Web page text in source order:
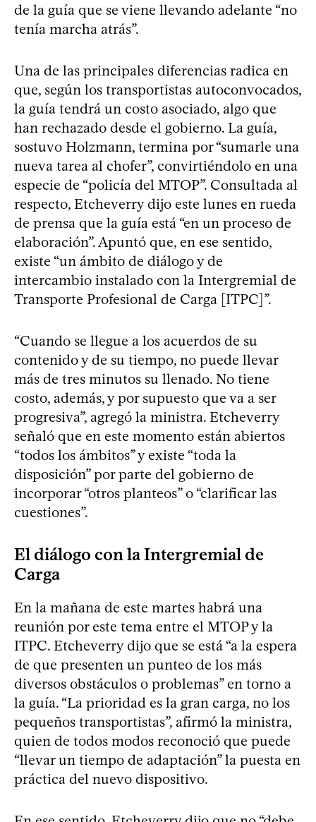
de la guía que se viene llevando adelante “no
tenía marcha atrás”.
Una de las principales diferencias radica en
que, según los transportistas autoconvocados,
la guía tendrá un costo asociado, algo que
han rechazado desde el gobierno. La guía,
sostuvo Holzmann, termina por “sumarle una
nueva tarea al chofer”, convirtiéndolo en una
especie de “policía del MTOP”. Consultada al
respecto, Etcheverry dijo este lunes en rueda
de prensa que la guía está “en un proceso de
elaboración”. Apuntó que, en ese sentido,
existe “un ámbito de diálogo y de
intercambio instalado con la Intergremial de
Transporte Profesional de Carga [ITPC]”.
“Cuando se llegue a los acuerdos de su
contenido y de su tiempo, no puede llevar
más de tres minutos su llenado. No tiene
costo, además, y por supuesto que va a ser
progresiva”, agregó la ministra. Etcheverry
señaló que en este momento están abiertos
“todos los ámbitos” y existe “toda la
disposición” por parte del gobierno de
incorporar “otros planteos” o “clarificar las
cuestiones”.
El diálogo con la Intergremial de
Carga
En la mañana de este martes habrá una
reunión por este tema entre el MTOP y la
ITPC. Etcheverry dijo que se está “a la espera
de que presenten un punteo de los más
diversos obstáculos o problemas” en torno a
la guía. “La prioridad es la gran carga, no los
pequeños transportistas”, afirmó la ministra,
quien de todos modos reconoció que puede
“llevar un tiempo de adaptación” la puesta en
práctica del nuevo dispositivo.